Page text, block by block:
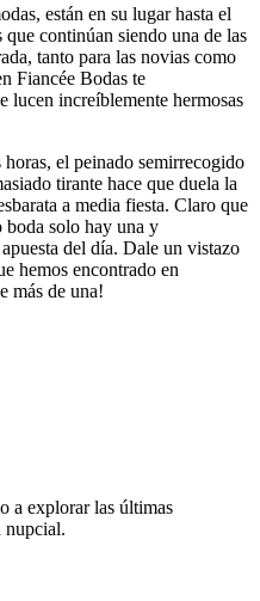
están en su lugar hasta el
continúan siendo una de las
tanto para las novias como
Fiancée Bodas te
lucen increíblemente hermosas
el peinado semirrecogido
tirante hace que duela la
a media fiesta. Claro que
boda solo hay una y
del día. Dale un vistazo
hemos encontrado en
más de una!
a explorar las últimas
nupcial.